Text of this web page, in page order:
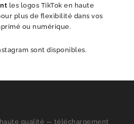
les logos TikTok en haute
plus de flexibilité dans vos
ou numérique.
sont disponibles.
qualité — téléchargement